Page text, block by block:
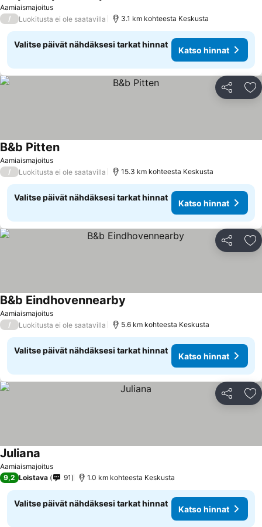
Aamiaismajoitus
/ Luokitusta ei ole saatavilla 3.1 km kohteesta Keskusta
Valitse päivät nähdäksesi tarkat hinnat
Katso hinnat
Jaa
Aamiaismajoitus
B&b Pitten
/ Luokitusta ei ole saatavilla 15.3 km kohteesta Keskusta
Valitse päivät nähdäksesi tarkat hinnat
Katso hinnat
Jaa
Aamiaismajoitus
B&b Eindhovennearby
/ Luokitusta ei ole saatavilla 5.6 km kohteesta Keskusta
Valitse päivät nähdäksesi tarkat hinnat
Katso hinnat
Jaa
Aamiaismajoitus
Juliana
9,2 Loistava 91 1.0 km kohteesta Keskusta
Valitse päivät nähdäksesi tarkat hinnat
Katso hinnat